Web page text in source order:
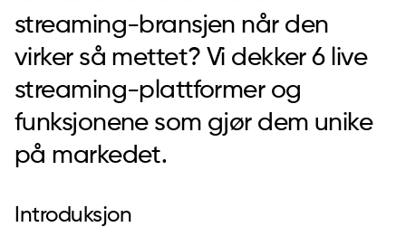
streaming-bransjen når den
virker så mettet? Vi dekker 6 live
streaming-plattformer og
funksjonene som gjør dem unike
på markedet.
Introduksjon